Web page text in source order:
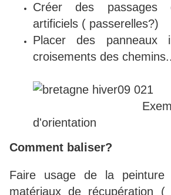
Créer des
artificiels ( passerelles?)
Placer des panneaux
croisements des
Exemple de
d'orientation
Comment baliser?
Faire usage de la
matériaux de récupération (